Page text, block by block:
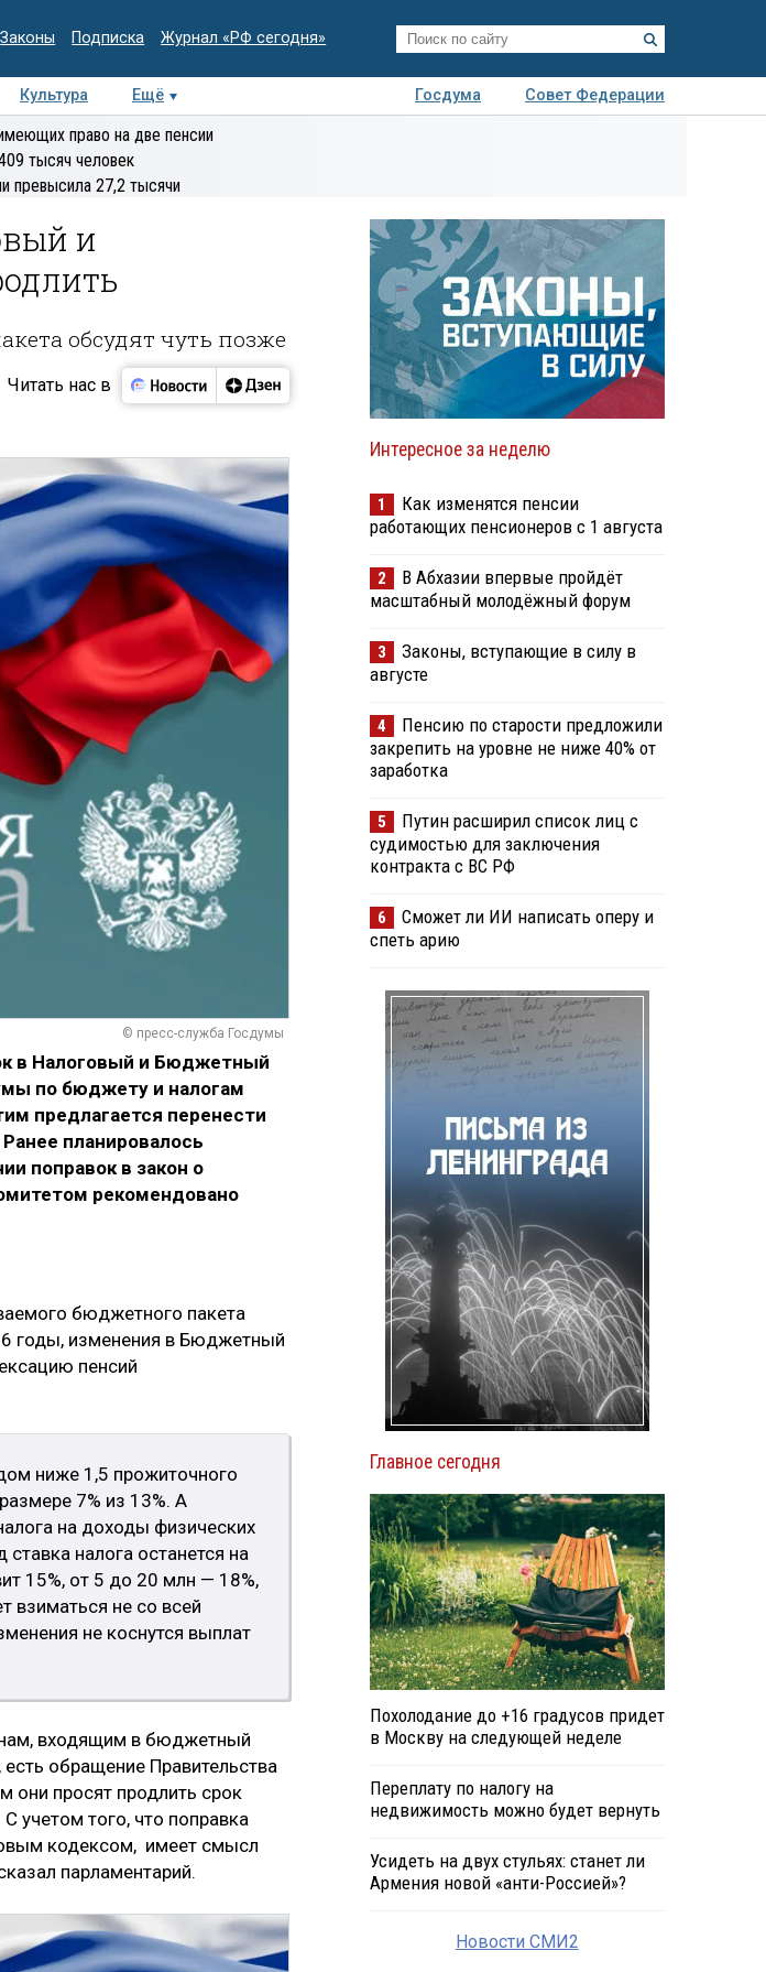
Законы Подписка Журнал «РФ сегодня»
Культура Ещё Госдума
Совет Федерации
Колумнисты
Деловая
право на две пенсии
тысяч человек
превысила 27,2 тысячи
и
обсудят чуть позже
Читать нас в
© пресс-служба Госдумы
в Налоговый и Бюджетный
по бюджету и налогам
предлагается перенести
планировалось
поправок в закон о
рекомендовано
бюджетного пакета
годы, изменения в Бюджетный
пенсий
ниже 1,5 прожиточного
7% из 13%. А
на доходы физических
налога останется на
15%, от 5 до 20 млн — 18%,
взиматься не со всей
не коснутся выплат
входящим в бюджетный
обращение Правительства
они просят продлить срок
учетом того, что поправка
кодексом, имеет смысл
парламентарий.
Интересное за неделю
1
Как изменятся пенсии
работающих пенсионеров с 1 августа
2
В Абхазии впервые пройдёт
масштабный молодёжный форум
3
Законы, вступающие в силу в
августе
4
Пенсию по старости предложили
закрепить на уровне не ниже 40% от
заработка
5
Путин расширил список лиц с
судимостью для заключения
контракта с ВС РФ
6
Сможет ли ИИ написать оперу и
спеть арию
Главное сегодня
Похолодание до +16 градусов придет
в Москву на следующей неделе
Переплату по налогу на
недвижимость можно будет вернуть
Усидеть на двух стульях: станет ли
Армения новой «анти-Россией»?
Новости СМИ2